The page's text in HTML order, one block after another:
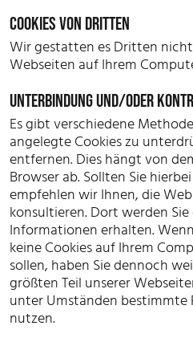
COOKIES VON DRITTEN
Wir gestatten es Dritten
Webseiten auf Ihrem
UNTERBINDUNG UND/ODER
Es gibt verschiedene
angelegte Cookies zu
entfernen. Dies hängt von
Browser ab. Sollten Sie
empfehlen wir Ihnen, die
konsultieren. Dort werden
Informationen erhalten.
keine Cookies auf Ihrem
sollen, haben Sie dennoch
größten Teil unserer
unter Umständen
nutzen.